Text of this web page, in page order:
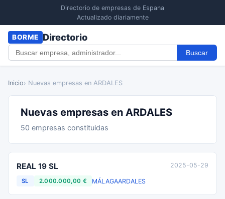
Directorio de empresas de Espana
Actualizado diariamente
BORME Directorio
Buscar
Inicio› Nuevas empresas en ARDALES
Nuevas empresas en ARDALES
50 empresas constituidas
REAL 19 SL
SL 2.000.000,00 € MÁLAGAARDALES
2025-05-29